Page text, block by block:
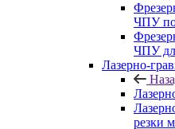
ЧПУ
ЧПУ
Лазерно-
резки